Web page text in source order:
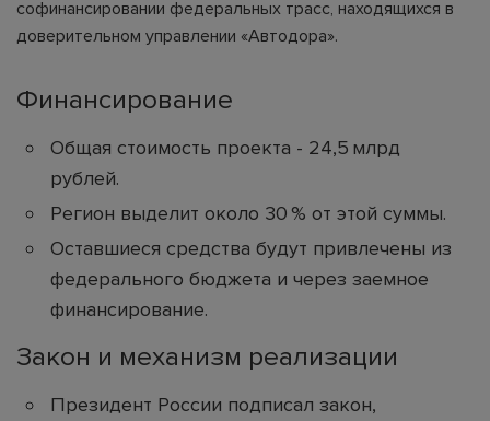
софинансировании федеральных трасс, находящихся в
доверительном управлении «Автодора».
Финансирование
Общая стоимость проекта - 24,5 млрд
рублей.
Регион выделит около 30 % от этой суммы.
Оставшиеся средства будут привлечены из
федерального бюджета и через заемное
финансирование.
Закон и механизм реализации
Президент России подписал закон,